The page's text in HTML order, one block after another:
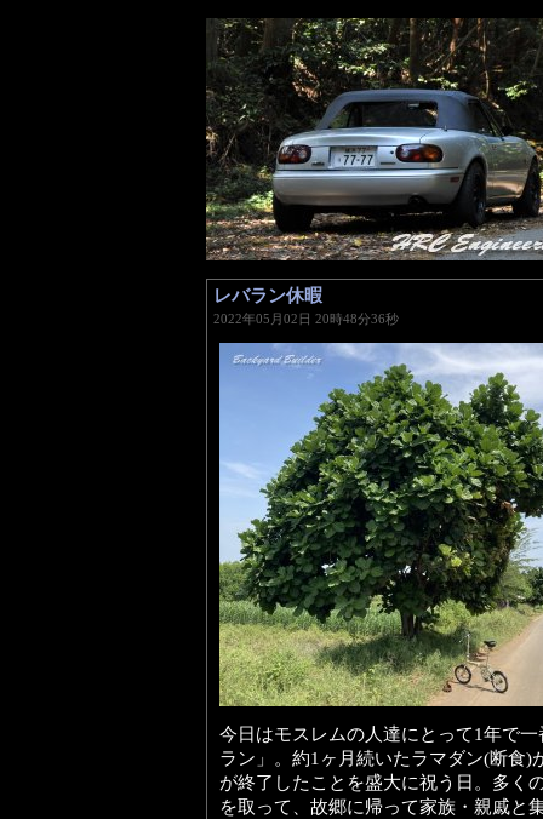
レバラン休暇
2022年05月02日 20時48分36秒
今日はモスレムの人達にとって1年で
ラン」。約1ヶ月続いたラマダン(断食)
が終了したことを盛大に祝う日。多く
を取って、故郷に帰って家族・親戚と